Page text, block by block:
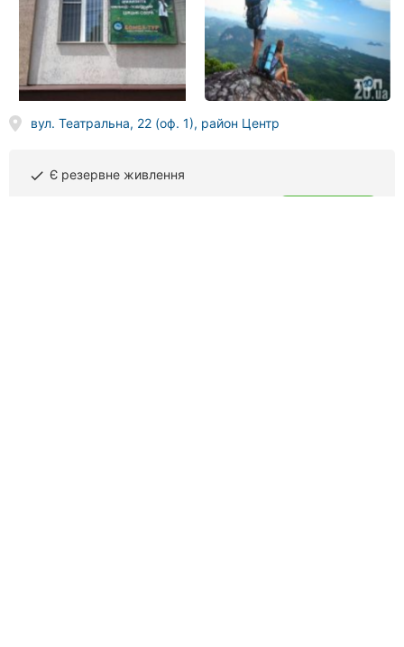
вул. Театральна, 22 (оф. 1), район Центр
done Є резервне живлення